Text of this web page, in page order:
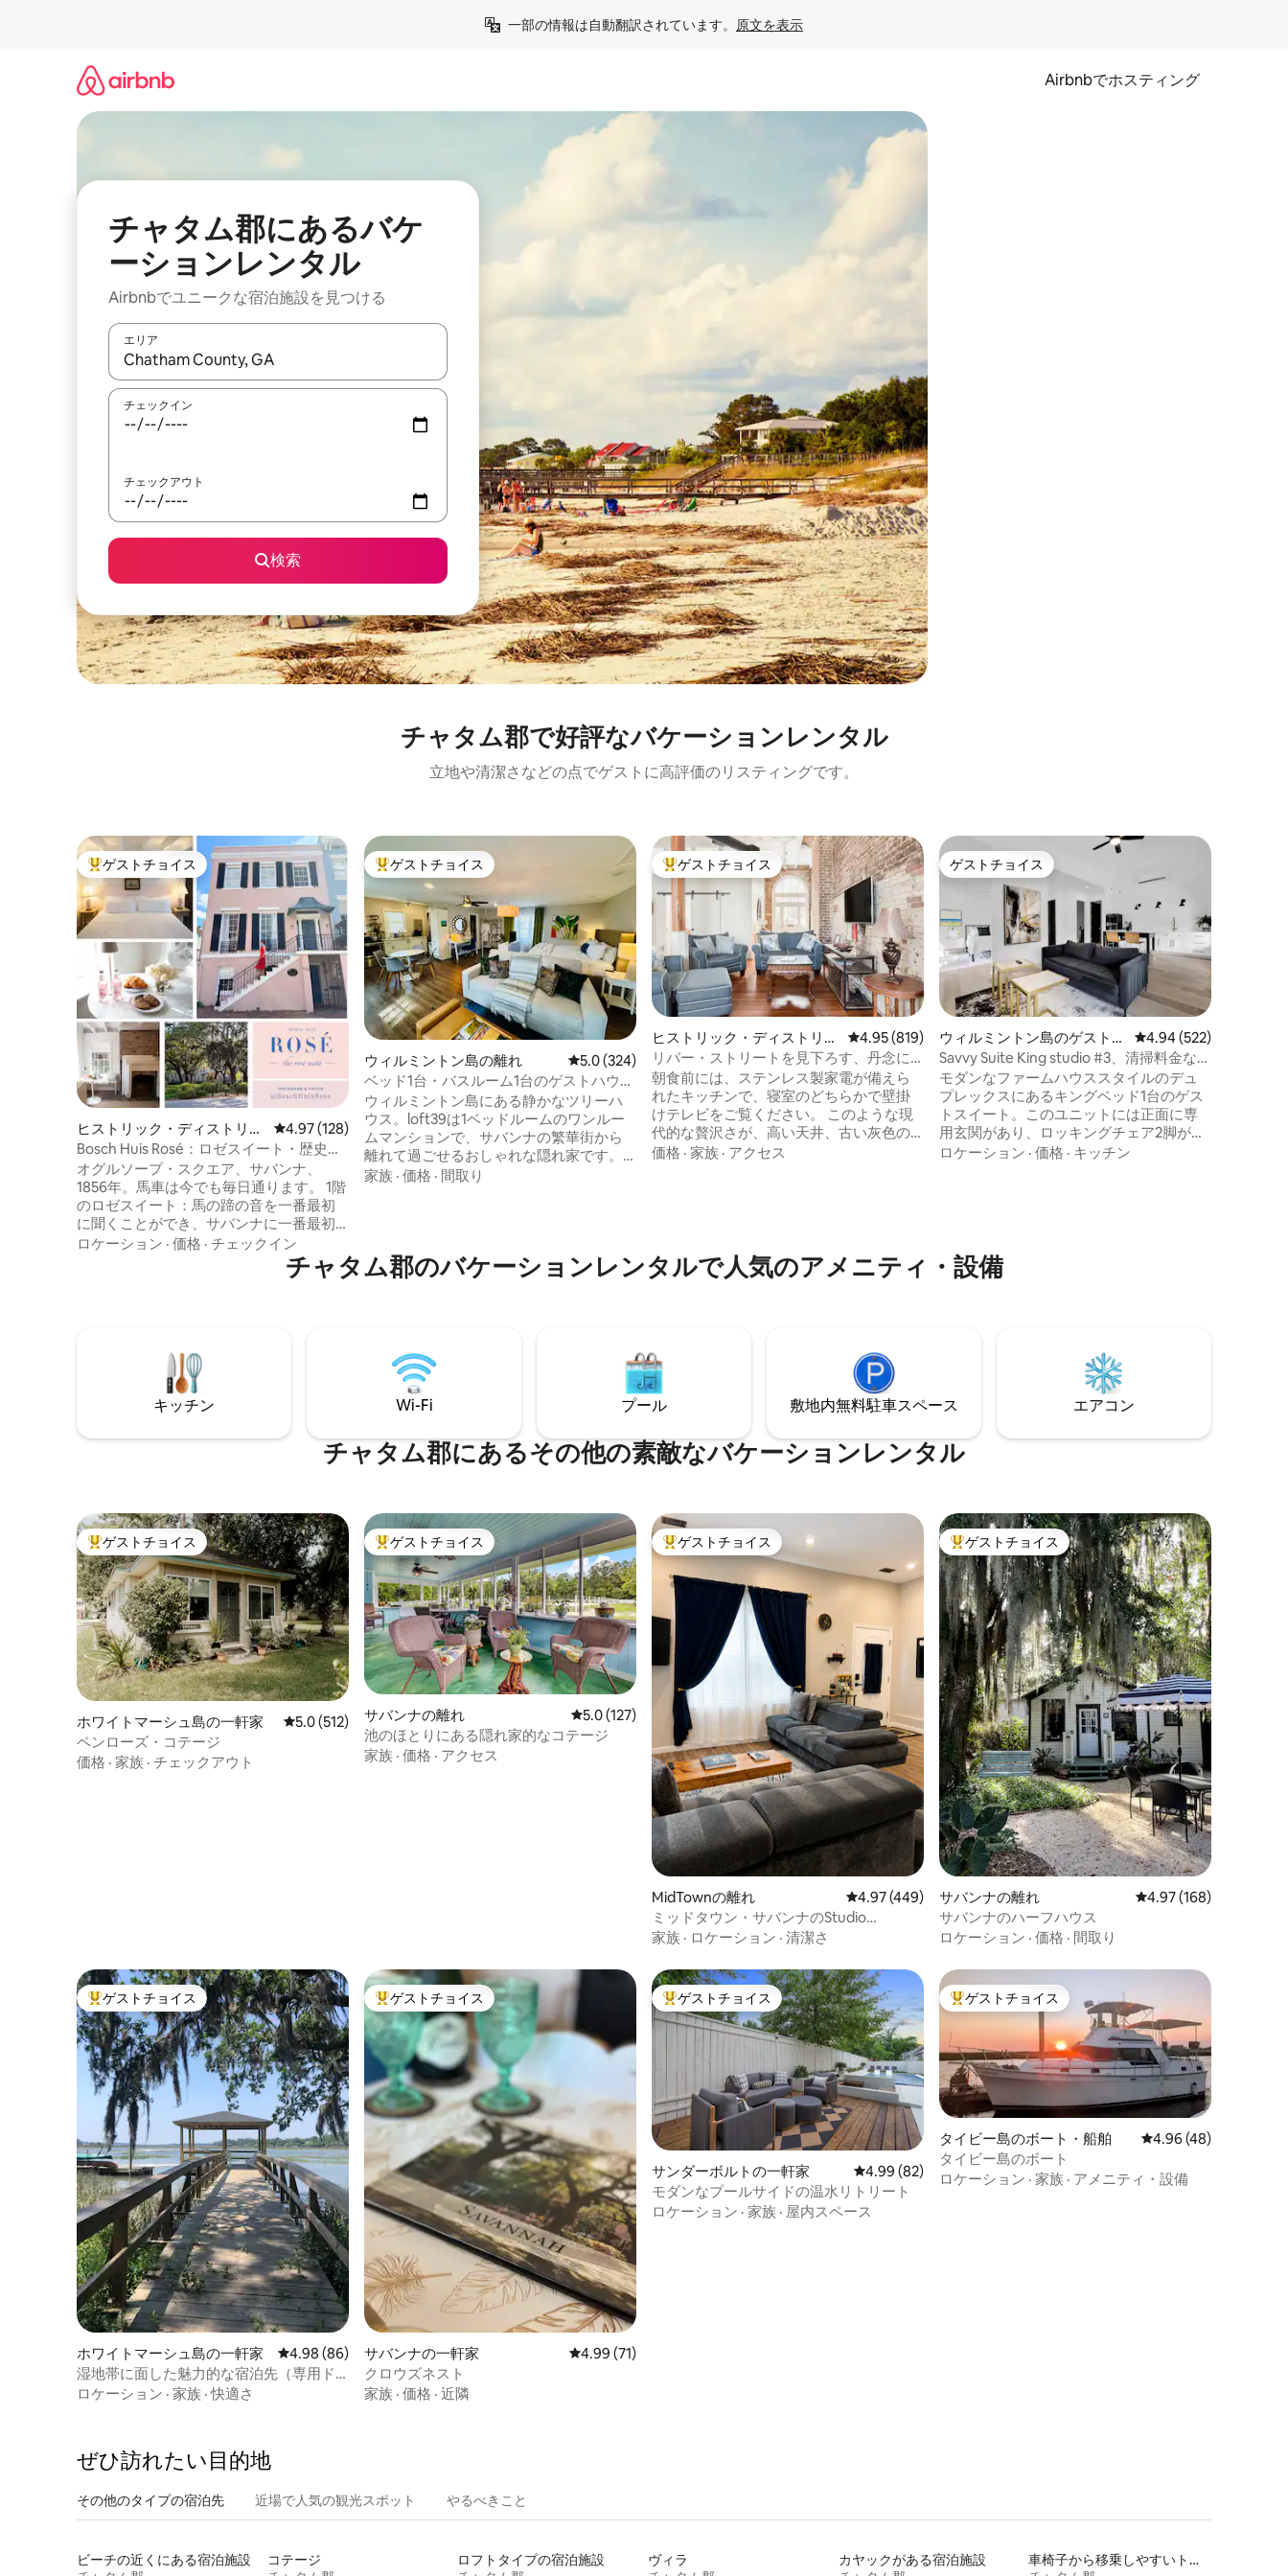
一部の情報は自動翻訳されています。 原文を表示
Airbnbでホスティング
チャタム郡にあるバケ
ーションレンタル
Airbnbでユニークな宿泊施設を見つける
エリア
検索結果が表示されたら、上下の矢印キーを使って移動するか、画面をタッチまたはスワイプして検索結果を確認することができます。
チェックイン
チェックアウト
検索
チャタム郡で好評なバケーションレンタル
立地や清潔さなどの点でゲストに高評価のリスティングです。
大好評のゲストチョイスです。
ゲストチョイス
ヒストリック・ディストリク
ト ・ノースの一軒家
レビュー128件、5つ星中4.97つ星の平均評価
4.97 (128)
Bosch Huis Rosé：ロゼスイート・歴史
的・駐車場
オグルソープ・スクエア、サバンナ、
1856年。馬車は今でも毎日通ります。 1階
のロゼスイート：馬の蹄の音を一番最初
に聞くことができ、サバンナに一番最初
に出かけることができ、広場の最前列に
ださい。片側はRiver Street、反対側は
あり、朝の最高の時間を過ごせます。 自
分の家のように愛されています。なぜな
ら、まさに自分の家だからです。 Bosch
Huisは夢から始まりました。あなたのよ
ハートをタップするか、ホストプロフィ
ロケーション · 価格 · チェックイン
大好評のゲストチョイスです。
ゲストチョイス
ウィルミントン島の離れ レビュー324件、5つ星中5.0つ星の平均評価
5.0 (324)
ベッド1台・バスルーム1台のゲストハウ
ス、駐車場付き - loft39
ウィルミントン島にある静かなツリーハ
ウス。loft39は1ベッドルームのワンルー
ムマンションで、サバンナの繁華街から
離れて過ごせるおしゃれな隠れ家です。
キングサイズのベッドに贅沢な寝具が備
設備の整ったキッチン、特大シャワー付
きのタイル張りのバスルーム、独立した
号：OTC-023656
家族 · 価格 · 間取り
大好評のゲストチョイスです。
ゲストチョイス
ヒストリック・ディストリク
ト ・ノースのコンドミニア
ム
レビュー819件、5つ星中4.95つ星の平均評価
4.95 (819)
リバー・ストリートを見下ろす、丹念に
修復されたフラット
朝食前には、ステンレス製家電が備えら
れたキッチンで、寝室のどちらかで壁掛
けテレビをご覧ください。 このような現
代的な贅沢さが、高い天井、古い灰色の
レンガの壁、オリジナルのアーティファ
大なサバンナ川沿いをジョギングした
り、下にあるリバーストリートの石畳を
価格 · 家族 · アクセス
ゲストチョイス
ゲストチョイス
ウィルミントン島のゲストス
イート
レビュー522件、5つ
4.94 (522)
Savvy Suite King studio #3、清掃料金な
し！！！
モダンなファームハウススタイルのデュ
プレックスにあるキングベッド1台のゲス
トスイート。このユニットには正面に専
用玄関があり、ロッキングチェア2脚が備
わった小さな屋根付きポーチがありま
トの目の前に専用駐車場があります。す
べてのリネンと基本的な備品が提供され
ロケーション · 価格 · キッチン
チャタム郡のバケーションレンタルで人気のアメニティ・設備
キッチン Wi-Fi プール 敷地内無料駐⁠車ス⁠ペ⁠ー⁠ス エアコン
チャタム郡にあるその他の素敵なバケーションレンタル
大好評のゲストチョイスです。
ゲストチョイス
ホワイトマーシュ島の一軒家 レビュー512件、5つ星中5.0つ星の平均評価
5.0 (512)
ペンローズ・コテージ
価格 · 家族 · チェックアウト
大好評のゲストチョイスです。
ゲストチョイス
サバンナの離れ レビュー127件、5つ星中5.0つ星の平均評価
5.0 (127)
池のほとりにある隠れ家的なコテージ
家族 · 価格 · アクセス
大好評のゲストチョイスです。
ゲストチョイス
MidTownの離れ レビュー449件、5つ星中4.97つ星の平均評価
4.97 (449)
ミッドタウン・サバンナのStudio
Cyan（新しく改装された）
家族 · ロケーション · 清潔さ
大好評のゲストチョイスです。
ゲストチョイス
サバンナの離れ レビュー168件、5つ
4.97 (168)
サバンナのハーフハウス
ロケーション · 価格 · 間取り
大好評のゲストチョイスです。
ゲストチョイス
ホワイトマーシュ島の一軒家 レビュー86件、5つ星中4.98つ星の平均評価
4.98 (86)
湿地帯に面した魅力的な宿泊先（専用ド
ックあり、大人限定）
ロケーション · 家族 ·快適さ
大好評のゲストチョイスです。
ゲストチョイス
サバンナの一軒家 レビュー71件、5つ星中4.99つ星の平均評価
4.99 (71)
クロウズネスト
家族 · 価格 · 近隣
大好評のゲストチョイスです。
ゲストチョイス
サンダーボルトの一軒家 レビュー82件、5つ星中4.99つ星の平均評価
4.99 (82)
モダンなプールサイドの温水リトリート
ロケーション · 家族 · 屋内スペース
大好評のゲストチョイスです。
ゲストチョイス
タイビー島のボート・船舶 レビュー48件、5つ星
4.96 (48)
タイビー島のボート
ロケーション · 家族 · アメニティ・設備
ぜひ訪⁠れ⁠た⁠い目⁠的⁠地
その他のタ⁠イ⁠プ⁠の宿⁠泊⁠先 近場で人気の観光スポット やるべきこと
ビーチの近くにある宿泊施設
コテージ
ロフトタイプの宿泊施設
ヴィラ
カヤックがある宿泊施設
車椅子から移乗しやすいトイレ付きの宿泊施設